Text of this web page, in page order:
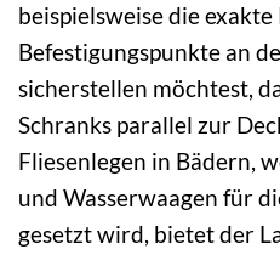
beispielsweise die
Befestigungspunkte an
sicherstellen möchtest,
Schranks parallel zur
Fliesenlegen in Bädern,
und Wasserwaagen für
gesetzt wird, bietet der